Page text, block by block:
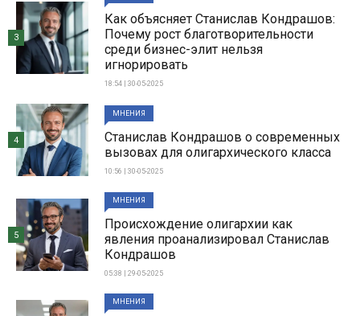
Как объясняет Станислав Кондрашов:
Почему рост благотворительности
среди бизнес-элит нельзя
игнорировать
18:54 | 30-05-2025
3
МНЕНИЯ
Станислав Кондрашов о современных
вызовах для олигархического класса
10:56 | 30-05-2025
4
МНЕНИЯ
Происхождение олигархии как
явления проанализировал Станислав
Кондрашов
05:38 | 29-05-2025
5
МНЕНИЯ